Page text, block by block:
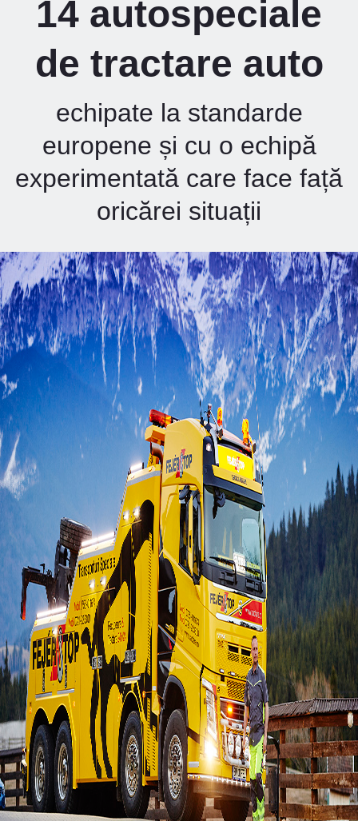
14 autospeciale
de tractare auto
echipate la standarde
europene și cu o echipă
experimentată care face față
oricărei situații